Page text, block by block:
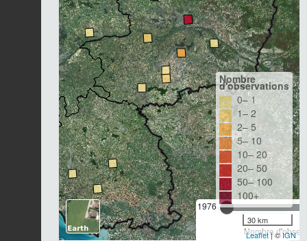
1976
Nombre
Nombre
d'observations
0– 1
1– 2
2– 5
5– 10
10– 20
20– 50
50– 100
100+
30 km
Leaflet| ©IGN